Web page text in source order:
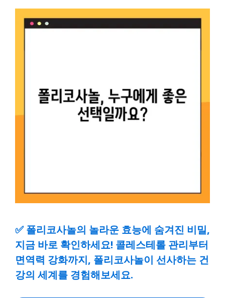
✅ 폴리코사놀의 놀라운 효능에 숨겨진 비밀,
지금 바로 확인하세요! 콜레스테롤 관리부터
면역력 강화까지, 폴리코사놀이 선사하는 건
강의 세계를 경험해보세요.